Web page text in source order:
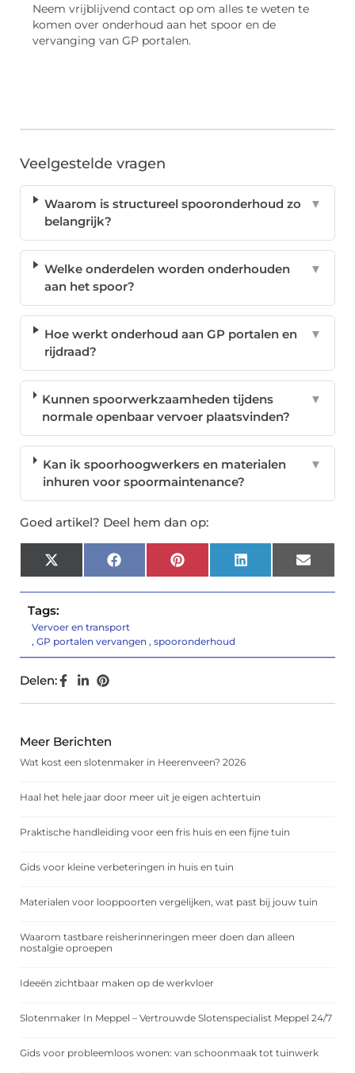
Neem vrijblijvend contact op om alles te weten te
komen over onderhoud aan het spoor en de
vervanging van GP portalen.
Veelgestelde vragen
Waarom is structureel spooronderhoud zo
belangrijk?
▼
Welke onderdelen worden onderhouden
aan het spoor?
▼
Hoe werkt onderhoud aan GP portalen en
rijdraad?
▼
Kunnen spoorwerkzaamheden tijdens
normale openbaar vervoer plaatsvinden?
▼
Kan ik spoorhoogwerkers en materialen
inhuren voor spoormaintenance?
▼
Goed artikel? Deel hem dan op:
X
(Twitter)
FacebookPinterest LinkedIn Email
Tags:
Vervoer en transport
, GP portalen vervangen , spooronderhoud
Delen:
Meer Berichten
Wat kost een slotenmaker in Heerenveen? 2026
Haal het hele jaar door meer uit je eigen achtertuin
Praktische handleiding voor een fris huis en een fijne tuin
Gids voor kleine verbeteringen in huis en tuin
Materialen voor looppoorten vergelijken, wat past bij jouw tuin
Waarom tastbare reisherinneringen meer doen dan alleen
nostalgie oproepen
Ideeën zichtbaar maken op de werkvloer
Slotenmaker In Meppel – Vertrouwde Slotenspecialist Meppel 24/7
Gids voor probleemloos wonen: van schoonmaak tot tuinwerk